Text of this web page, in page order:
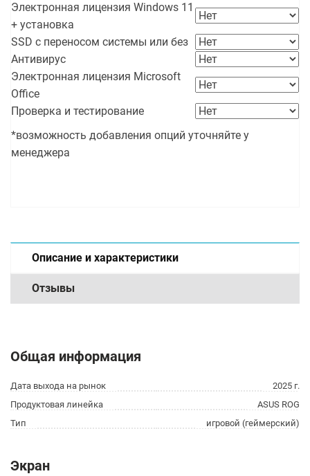
Электронная лицензия Windows 11
+ установка
SSD с переносом системы или без
Антивирус
Электронная лицензия Microsoft
Office
Проверка и тестирование
*возможность добавления опций уточняйте у
менеджера
Описание и характеристики
Отзывы
Общая информация
Дата выхода на рынок
2025 г.
Продуктовая линейка
ASUS ROG
Тип
игровой (геймерский)
Экран